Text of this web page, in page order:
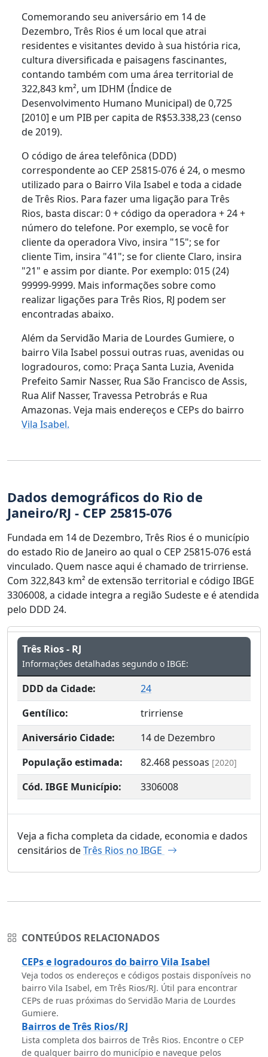
Comemorando seu aniversário em 14 de
Dezembro, Três Rios é um local que atrai
residentes e visitantes devido à sua história rica,
cultura diversificada e paisagens fascinantes,
contando também com uma área territorial de
322,843 km², um IDHM (Índice de
Desenvolvimento Humano Municipal) de 0,725
[2010] e um PIB per capita de R$53.338,23 (censo
de 2019).
O código de área telefônica (DDD)
correspondente ao CEP 25815-076 é 24, o mesmo
utilizado para o Bairro Vila Isabel e toda a cidade
de Três Rios. Para fazer uma ligação para Três
Rios, basta discar: 0 + código da operadora + 24 +
número do telefone. Por exemplo, se você for
cliente da operadora Vivo, insira "15"; se for
cliente Tim, insira "41"; se for cliente Claro, insira
"21" e assim por diante. Por exemplo: 015 (24)
99999-9999. Mais informações sobre como
realizar ligações para Três Rios, RJ podem ser
encontradas abaixo.
Além da Servidão Maria de Lourdes Gumiere, o
bairro Vila Isabel possui outras ruas, avenidas ou
logradouros, como: Praça Santa Luzia, Avenida
Prefeito Samir Nasser, Rua São Francisco de Assis,
Rua Alif Nasser, Travessa Petrobrás e Rua
Amazonas. Veja mais endereços e CEPs do bairro
Vila Isabel.
Dados demográficos do Rio de
Janeiro/RJ - CEP 25815-076
Fundada em 14 de Dezembro, Três Rios é o município
do estado Rio de Janeiro ao qual o CEP 25815-076 está
vinculado. Quem nasce aqui é chamado de trirriense.
Com 322,843 km² de extensão territorial e código IBGE
3306008, a cidade integra a região Sudeste e é atendida
pelo DDD 24.
Três Rios - RJ
Informações detalhadas segundo o IBGE:
DDD da Cidade:
24
Gentílico:
trirriense
Aniversário Cidade:
14 de Dezembro
População estimada:
82.468 pessoas [2020]
Cód. IBGE Município: 3306008
Veja a ficha completa da cidade, economia e dados
censitários deTrês Rios no IBGE
CONTEÚDOS RELACIONADOS
CEPs e logradouros do bairro Vila Isabel
Veja todos os endereços e códigos postais disponíveis no
bairro Vila Isabel, em Três Rios/RJ. Útil para encontrar
CEPs de ruas próximas do Servidão Maria de Lourdes
Gumiere.
Bairros de Três Rios/RJ
Lista completa dos bairros de Três Rios. Encontre o CEP
de qualquer bairro do município e navegue pelos